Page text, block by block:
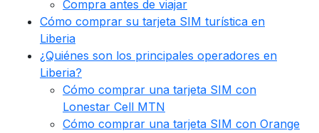
Compra antes de viajar
Cómo comprar su tarjeta SIM turística en
Liberia
¿Quiénes son los principales operadores en
Liberia?
Cómo comprar una tarjeta SIM con
Lonestar Cell MTN
Cómo comprar una tarjeta SIM con Orange